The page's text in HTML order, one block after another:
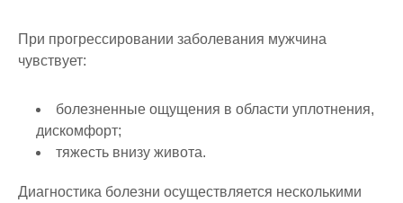
При прогрессировании заболевания мужчина
чувствует:
болезненные ощущения в области уплотнения,
дискомфорт;
тяжесть внизу живота.
Диагностика болезни осуществляется несколькими